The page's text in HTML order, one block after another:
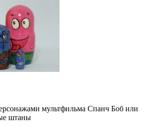
мультфильма Спанч Боб или
штаны